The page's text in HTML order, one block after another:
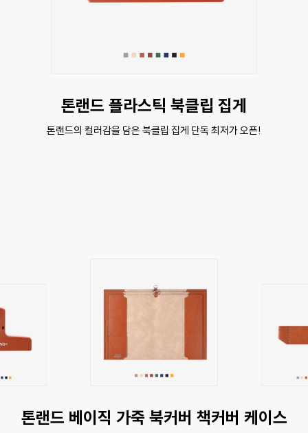
톤랜드 플라스틱 북클립 집게
톤랜드의 컬러감을 담은 북클립 집게 단독 최저가 오픈!
톤랜드 베이직 가죽 북커버 책커버 케이스